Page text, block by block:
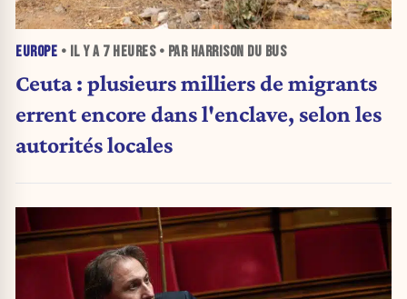
EUROPE • IL Y A 7 HEURES• PAR HARRISON DU BUS
Ceuta : plusieurs milliers de migrants
errent encore dans l'enclave, selon les
autorités locales